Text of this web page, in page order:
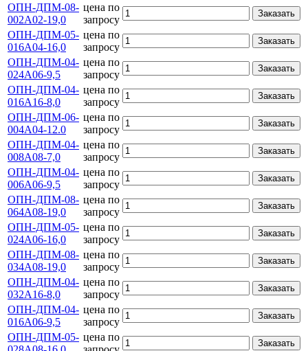
ОПН-ДПМ-08-
002А02-19,0
цена по
запросу
Заказать
ОПН-ДПМ-05-
016А04-16,0
цена по
запросу
Заказать
ОПН-ДПМ-04-
024А06-9,5
цена по
запросу
Заказать
ОПН-ДПМ-04-
016А16-8,0
цена по
запросу
Заказать
ОПН-ДПМ-06-
004А04-12.0
цена по
запросу
Заказать
ОПН-ДПМ-04-
008А08-7,0
цена по
запросу
Заказать
ОПН-ДПМ-04-
006А06-9,5
цена по
запросу
Заказать
ОПН-ДПМ-08-
064А08-19,0
цена по
запросу
Заказать
ОПН-ДПМ-05-
024А06-16,0
цена по
запросу
Заказать
ОПН-ДПМ-08-
034А08-19,0
цена по
запросу
Заказать
ОПН-ДПМ-04-
032А16-8,0
цена по
запросу
Заказать
ОПН-ДПМ-04-
016А06-9,5
цена по
запросу
Заказать
ОПН-ДПМ-05- цена по
Заказать